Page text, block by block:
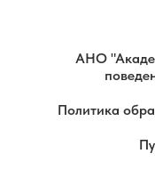
АНО
Политика